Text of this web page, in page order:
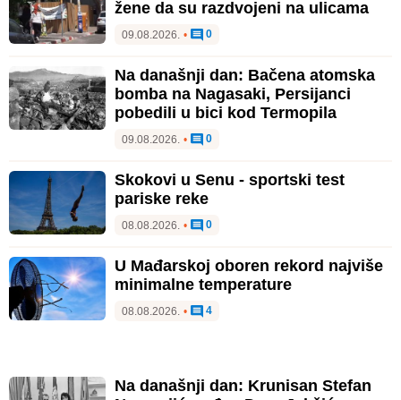
žene da su razdvojeni na ulicama
09.08.2026. • 0
Na današnji dan: Bačena atomska
bomba na Nagasaki, Persijanci
pobedili u bici kod Termopila
09.08.2026. • 0
Skokovi u Senu - sportski test
pariske reke
08.08.2026. • 0
U Mađarskoj oboren rekord najviše
minimalne temperature
08.08.2026. • 4
Na današnji dan: Krunisan Stefan